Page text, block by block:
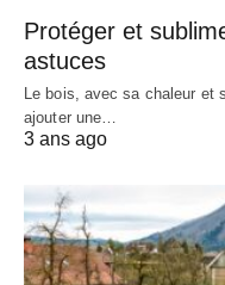
Protéger et
astuces
Le bois, avec sa chaleur
ajouter une…
3 ans ago